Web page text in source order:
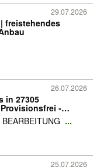
29.07.2026
freistehendes
26.07.2026
in 27305
-
...
25.07.2026